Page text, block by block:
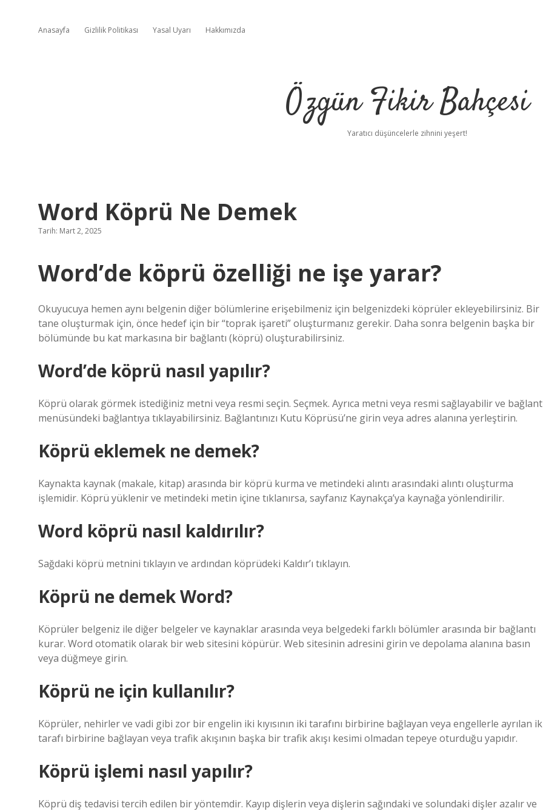
Anasayfa Gizlilik Politikası Yasal Uyarı Hakkımızda
Özgün Fikir Bahçesi
Yaratıcı düşüncelerle zihnini yeşert!
Word Köprü Ne Demek
Tarih: Mart 2, 2025
Word’de köprü özelliği ne işe yarar?
Okuyucuya hemen aynı belgenin diğer bölümlerine erişebilmeniz için belgenizdeki köprüler ekleyebilirsiniz. Bir
tane oluşturmak için, önce hedef için bir “toprak işareti” oluşturmanız gerekir. Daha sonra belgenin başka bir
bölümünde bu kat markasına bir bağlantı (köprü) oluşturabilirsiniz.
Word’de köprü nasıl yapılır?
Köprü olarak görmek istediğiniz metni veya resmi seçin. Seçmek. Ayrıca metni veya resmi sağlayabilir ve
menüsündeki bağlantıya tıklayabilirsiniz. Bağlantınızı Kutu Köprüsü’ne girin veya adres alanına yerleştirin.
Köprü eklemek ne demek?
Kaynakta kaynak (makale, kitap) arasında bir köprü kurma ve metindeki alıntı arasındaki alıntı oluşturma
işlemidir. Köprü yüklenir ve metindeki metin içine tıklanırsa, sayfanız Kaynakça’ya kaynağa yönlendirilir.
Word köprü nasıl kaldırılır?
Sağdaki köprü metnini tıklayın ve ardından köprüdeki Kaldır’ı tıklayın.
Köprü ne demek Word?
Köprüler belgeniz ile diğer belgeler ve kaynaklar arasında veya belgedeki farklı bölümler arasında bir bağlantı
kurar. Word otomatik olarak bir web sitesini köpürür. Web sitesinin adresini girin ve depolama alanına basın
veya düğmeye girin.
Köprü ne için kullanılır?
Köprüler, nehirler ve vadi gibi zor bir engelin iki kıyısının iki tarafını birbirine bağlayan veya engellerle ayrılan
tarafı birbirine bağlayan veya trafik akışının başka bir trafik akışı kesimi olmadan tepeye oturduğu yapıdır.
Köprü işlemi nasıl yapılır?
Köprü diş tedavisi tercih edilen bir yöntemdir. Kayıp dişlerin veya dişlerin sağındaki ve solundaki dişler azalır ve